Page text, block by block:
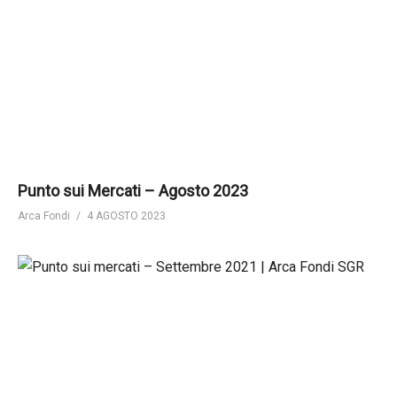
Punto sui Mercati – Agosto 2023
Arca Fondi 4 AGOSTO 2023